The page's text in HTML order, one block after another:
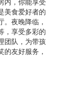
内，你能享受
美食爱好者的
。夜晚降临，
，享受多彩的
团队，为带孩
的友好服务，